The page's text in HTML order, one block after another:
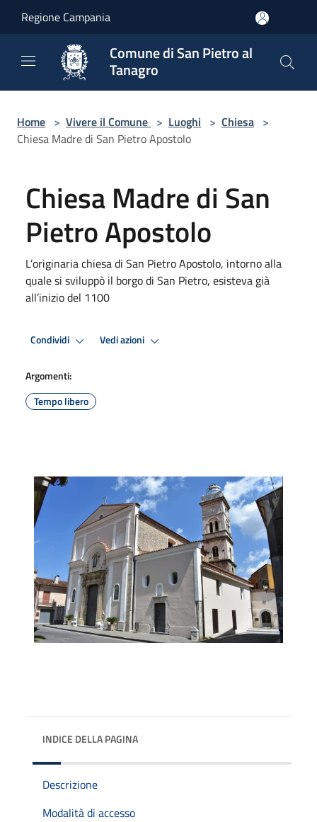
Regione Campania
Comune di San Pietro al
Tanagro
Home > Vivere il Comune > Luoghi > Chiesa >
Chiesa Madre di San Pietro Apostolo
Chiesa Madre di San
Pietro Apostolo
L’originaria chiesa di San Pietro Apostolo, intorno alla
quale si sviluppò il borgo di San Pietro, esisteva già
all’inizio del 1100
Condividi Vedi azioni
Argomenti:
Tempo libero
INDICE DELLA PAGINA
Descrizione
Modalità di accesso